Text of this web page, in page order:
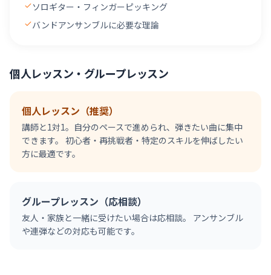
ソロギター・フィンガーピッキング
バンドアンサンブルに必要な理論
個人レッスン・グループレッスン
個人レッスン（推奨）
講師と1対1。自分のペースで進められ、弾きたい曲に集中
できます。 初心者・再挑戦者・特定のスキルを伸ばしたい
方に最適です。
グループレッスン（応相談）
友人・家族と一緒に受けたい場合は応相談。 アンサンブル
や連弾などの対応も可能です。